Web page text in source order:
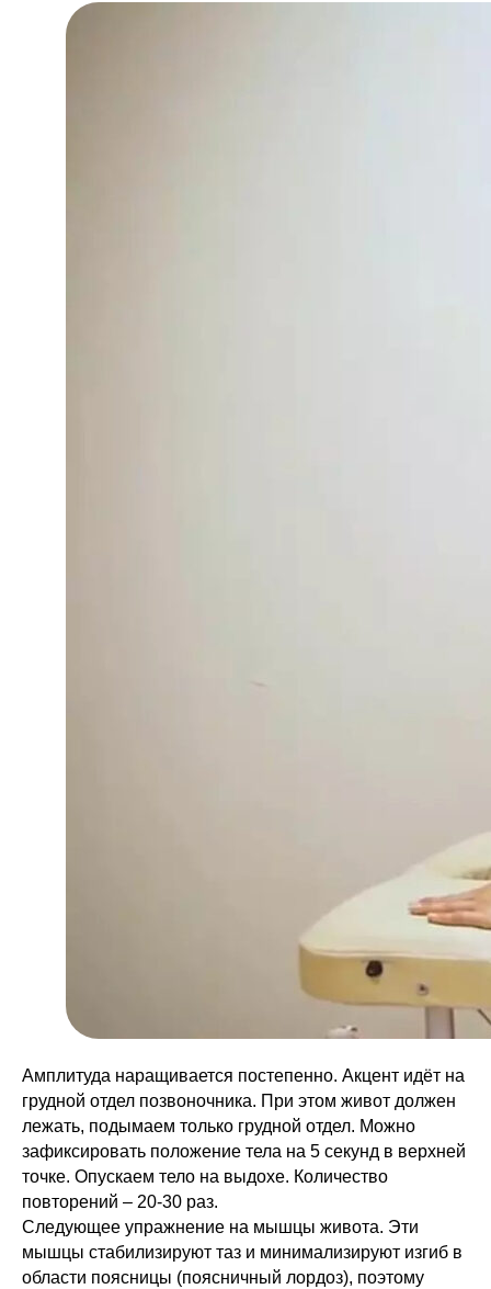
Амплитуда наращивается постепенно. Акцент идёт на
грудной отдел позвоночника. При этом живот должен
лежать, подымаем только грудной отдел. Можно
зафиксировать положение тела на 5 секунд в верхней
точке. Опускаем тело на выдохе. Количество
повторений – 20-30 раз.
Следующее упражнение на мышцы живота. Эти
мышцы стабилизируют таз и минимализируют изгиб в
области поясницы (поясничный лордоз), поэтому